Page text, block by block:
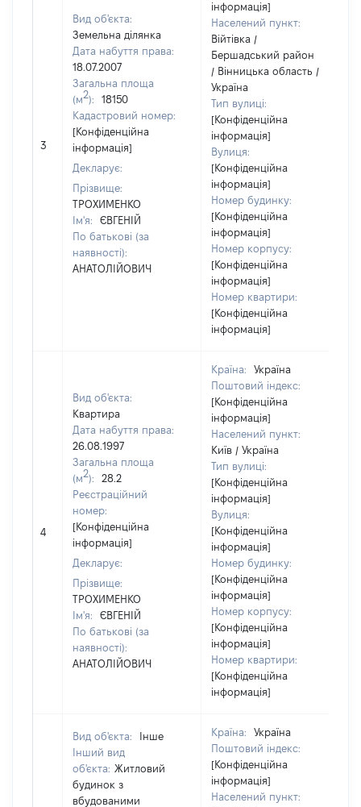
3
Вид об'єкта:
Земельна ділянка
Дата набуття права:
18.07.2007
Загальна площа
(м2):
18150
Кадастровий номер:
[Конфіденційна
інформація]
Декларує:
Прізвище:
ТРОХИМЕНКО
Ім'я:
ЄВГЕНІЙ
По батькові (за
наявності):
АНАТОЛІЙОВИЧ
інформація]
Населений пункт:
Війтівка /
Бершадський район
/ Вінницька область /
Україна
Тип вулиці:
[Конфіденційна
інформація]
Вулиця:
[Конфіденційна
інформація]
Номер будинку:
[Конфіденційна
інформація]
Номер корпусу:
[Конфіденційна
інформація]
Номер квартири:
[Конфіденційна
інформація]
4
Вид об'єкта:
Квартира
Дата набуття права:
26.08.1997
Загальна площа
(м2):
28.2
Реєстраційний
номер:
[Конфіденційна
інформація]
Декларує:
Прізвище:
ТРОХИМЕНКО
Ім'я:
ЄВГЕНІЙ
По батькові (за
наявності):
АНАТОЛІЙОВИЧ
Країна:
Україна
Поштовий індекс:
[Конфіденційна
інформація]
Населений пункт:
Київ / Україна
Тип вулиці:
[Конфіденційна
інформація]
Вулиця:
[Конфіденційна
інформація]
Номер будинку:
[Конфіденційна
інформація]
Номер корпусу:
[Конфіденційна
інформація]
Номер квартири:
[Конфіденційна
інформація]
Вид об'єкта:
Інше
Інший вид
об'єкта: Житловий
будинок з
вбудованими
Країна:
Україна
Поштовий індекс:
[Конфіденційна
інформація]
Населений пункт: